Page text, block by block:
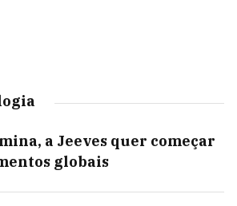
a Jeeves quer começar
globais